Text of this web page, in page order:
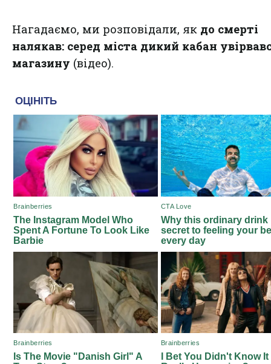
Нагадаємо, ми розповідали, як до смерті
налякав: серед міста дикий кабан
магазину (відео).